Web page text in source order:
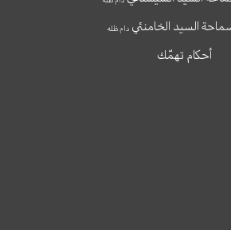
السيد الخامنئيدام ظله
أحكام تهمّك